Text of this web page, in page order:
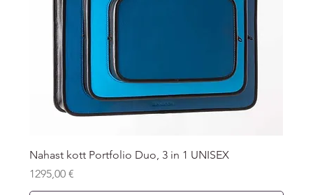
Nahast kott Portfolio Duo, 3 in 1 UNISEX
Price
1295,00 €